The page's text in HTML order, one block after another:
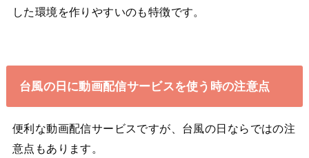
した環境を作りやすいのも特徴です。
台風の日に動画配信サービスを使う時の注意点
便利な動画配信サービスですが、台風の日ならではの注
意点もあります。